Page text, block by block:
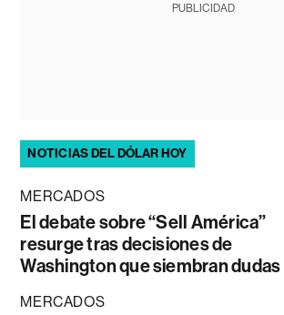
PUBLICIDAD
NOTICIAS DEL DÓLAR HOY
MERCADOS
El debate sobre “Sell América”
resurge tras decisiones de
Washington que siembran dudas
MERCADOS